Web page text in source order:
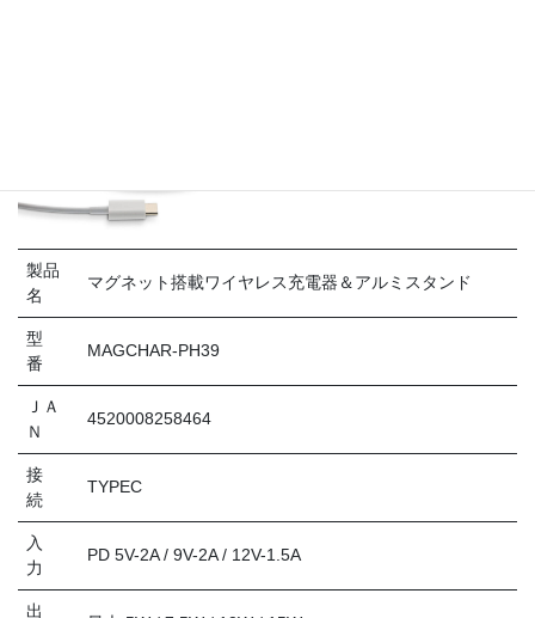
製品
名
マグネット搭載ワイヤレス充電器＆アルミスタンド
型
番
MAGCHAR-PH39
ＪＡ
Ｎ
4520008258464
接
続
TYPEC
入
力
PD 5V-2A / 9V-2A / 12V-1.5A
出